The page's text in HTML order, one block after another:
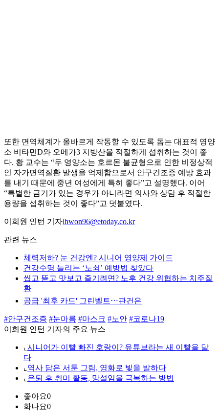
또한 면역체계가 올바르게 작동할 수 있도록 돕는 대표적 영양
소 비타민D와 오메가3 지방산을 적절하게 섭취하는 것이 좋
다. 황 교수는 “두 영양소는 호르몬 불균형으로 인한 비정상적
인 자가면역질환 발생을 억제함으로서 안구건조증 예방 효과
를 내기 때문에 중년 여성에게 특히 좋다”고 설명했다. 이어
“특별한 금기가 있는 경우가 아니라면 의사와 상담 후 적절한
용량을 섭취하는 것이 좋다”고 덧붙였다.
이희원 인턴 기자lhwon96@etoday.co.kr
관련 뉴스
체력저하? 눈 건강엔? 시니어 영양제 가이드
건강수명 늘리는 ‘노쇠’ 예방법 찾았다
씹고 뜯고 맛보고 즐기려면? 노후 건강 위협하는 치주질
환
공급 '최후 카드' 그린벨트⋯관건은
#안구건조증 #눈마름 #마스크 #노안 #코로나19
이희원 인턴 기자의 주요 뉴스
⌞ 시니어가 이빨 빠진 호랑이? 유튜브라는 새 이빨을 달
다
⌞ 역사 담은 서툰 그림, 영화로 빛을 발하다
⌞ 은퇴 후 취미 활동, 망설임을 극복하는 방법
좋아요0
화나요0